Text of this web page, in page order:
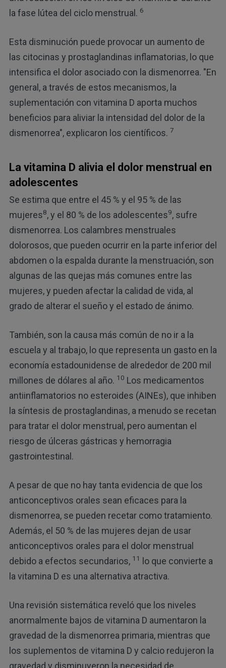
la fase lútea del ciclo menstrual. 6
Esta disminución puede provocar un aumento de
las citocinas y prostaglandinas inflamatorias, lo que
intensifica el dolor asociado con la dismenorrea. "En
general, a través de estos mecanismos, la
suplementación con vitamina D aporta muchos
beneficios para aliviar la intensidad del dolor de la
dismenorrea", explicaron los científicos. 7
La vitamina D alivia el dolor menstrual en
adolescentes
Se estima que entre el 45 % y el 95 % de las
mujeres8, y el 80 % de los adolescentes9, sufre
dismenorrea. Los calambres menstruales
dolorosos, que pueden ocurrir en la parte inferior del
abdomen o la espalda durante la menstruación, son
algunas de las quejas más comunes entre las
mujeres, y pueden afectar la calidad de vida, al
grado de alterar el sueño y el estado de ánimo.
También, son la causa más común de no ir a la
escuela y al trabajo, lo que representa un gasto en la
economía estadounidense de alrededor de 200 mil
millones de dólares al año. 10 Los medicamentos
antiinflamatorios no esteroides (AINEs), que inhiben
la síntesis de prostaglandinas, a menudo se recetan
para tratar el dolor menstrual, pero aumentan el
riesgo de úlceras gástricas y hemorragia
gastrointestinal.
A pesar de que no hay tanta evidencia de que los
anticonceptivos orales sean eficaces para la
dismenorrea, se pueden recetar como tratamiento.
Además, el 50 % de las mujeres dejan de usar
anticonceptivos orales para el dolor menstrual
debido a efectos secundarios, 11
lo que convierte a
la vitamina D es una alternativa atractiva.
Una revisión sistemática reveló que los niveles
anormalmente bajos de vitamina D aumentaron la
gravedad de la dismenorrea primaria, mientras que
los suplementos de vitamina D y calcio redujeron la
gravedad y disminuyeron la necesidad de